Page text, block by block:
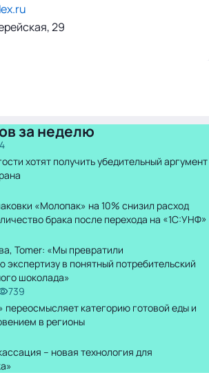
29
за неделю
хотят получить убедительный аргумент
«Молопак» на 10% снизил расход
брака после перехода на «1С:УНФ»
Tomer: «Мы превратили
экспертизу в понятный потребительский
шоколада»
739
переосмысляет категорию готовой еды и
в регионы
– новая технология для